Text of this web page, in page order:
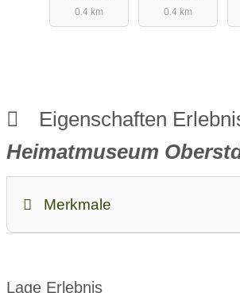
0.4 km
0.4 km
Eigenschaften
Heimatmuseum
Merkmale
Lage Erlebnis